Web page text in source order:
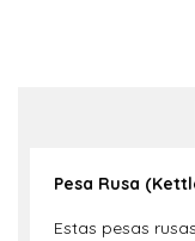
Pesa Rusa
Estas pesas